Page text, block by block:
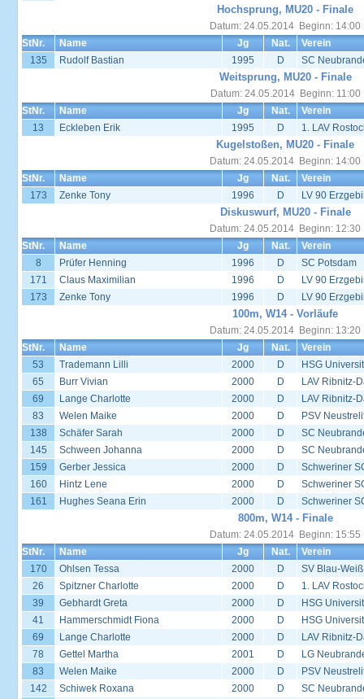
Hochsprung, MU20 - Finale
Datum: 24.05.2014 Beginn: 14:00
StNr.
Name Jg Nat.
Verein
135
Rudolf Bastian 1995 D SC
Weitsprung, MU20 - Finale
Datum: 24.05.2014 Beginn: 11:00
StNr.
Name Jg Nat.
Verein
13
Eckleben Erik 1995 D 1. LAV
Kugelstoßen, MU20 - Finale
Datum: 24.05.2014 Beginn: 14:00
StNr.
Name Jg Nat.
Verein
173
Zenke Tony 1996 D LV 90
Diskuswurf, MU20 - Finale
Datum: 24.05.2014 Beginn: 12:30
StNr.
Name Jg Nat.
Verein
8
Prüfer Henning 1996 D
SC Potsdam
171
Claus Maximilian 1996 D
LV 90
173
Zenke Tony 1996 D LV 90
100m, W14 - Vorläufe
Datum: 24.05.2014 Beginn: 13:20
StNr.
Name Jg Nat.
Verein
53
Trademann Lilli 2000 D
HSG
65
Burr Vivian 2000 D
LAV Ribnitz-
69
Lange Charlotte 2000 D
LAV Ribnitz-
83
Welen Maike 2000 D
PSV
138
Schäfer Sarah 2000 D
SC
145
Schween Johanna 2000 D
SC
159
Gerber Jessica 2000 D
Schweriner
160
Hintz Lene 2000 D
Schweriner
161
Hughes Seana Erin 2000 D Schweriner
800m, W14 - Finale
Datum: 24.05.2014 Beginn: 15:55
StNr.
Name Jg Nat.
Verein
170
Ohlsen Tessa 2000 D
SV Blau-
26
Spitzner Charlotte 2000 D
1. LAV
39
Gebhardt Greta 2000 D
HSG
41
Hammerschmidt Fiona 2000 D
HSG
69
Lange Charlotte 2000 D
LAV Ribnitz-
78
Gettel Martha 2001 D
LG
83
Welen Maike 2000 D
PSV
142
Schiwek Roxana 2000 D
SC